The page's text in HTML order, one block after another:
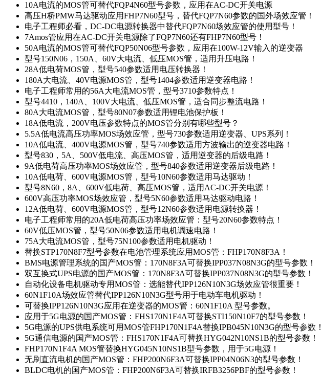
10A电流的MOS管可替代FQP4N60型号参数，应用在AC-DC开关电源
高压H桥PMW马达驱动应用FHP7N60型号，替代FQP7N60参数的国外场效应管！
电子工程师必看，DC-DC电源转换器中替代FQP7N60场效应管的使用型号！
7Amos管应用在AC-DC开关电源除了FQP7N60还有FHP7N60型号！
50A电流的MOS管可替代FQP50N06型号参数，应用在100W-12V输入的逆变器
型号150N06，150A、60V大电流、低压MOS管，适用升压电路！
28A低电荷MOS管，型号540参数适用电压转换器！
180A大电流、40V电源MOS管，型号1404参数适用逆变器电路！
电子工程师常用的56A大电流MOS管，型号3710参数特点！
型号4410，140A、100V大电流、低压MOS管，适合同步整流电路！
80A大电流MOS管，型号80N07参数适用锂电池保护板！
18A低电流，200V电压参数特点的MOS管分别有哪些型号？
5.5A低电流高压功率MOS场效应管，型号730参数适用逆变器、UPS系列！
10A低电流、400V电源MOS管，型号740参数适用方波输出的逆变器电路！
型号830，5A、500V低电流、高压MOS管，适用逆变器的后级电路！
9A低电荷高压功率MOS场效应管，型号840参数适用逆变器后级电路！
10A低电荷、600V电源MOS管，型号10N60参数适用马达驱动！
型号8N60，8A、600V低电荷、高压MOS管，适用AC-DC开关电源！
600V高压功率MOS场效应管，型号5N60参数适用马达驱动电路！
12A低电荷、600V电源MOS管，型号12N60参数适用电源转换器！
电子工程师常用的20A低电荷高压功率场效应管：型号20N60参数特点！
60V低压MOS管，型号50N06参数适用电机调速电路！
75A大电流MOS管，型号75N100参数适用电机驱动！
替换STP170N8F7型号参数在电池管理系统应用MOS管：FHP170N8F3A！
BMS电源管理系统的国产MOS管：170N8F3A可替换IPP037N08N3G的型号参数！
双互换式UPS电源的国产MOS管：170N8F3A可替换IPP037N08N3G的型号参数！
自动化设备电机驱动专用MOS管：选能替代IPP126N10N3G场效应管很重要！
60N1F10A场效应管替代IPP126N10N3G型号用于电动车电机驱动！
可替换IPP126N10N3G应用在逆变器的MOS管：60N1F10A 型号参数。
应用于5G电源的国产MOS管：FHS170N1F4A可替换STI150N10F7的型号参数！
5G电源的UPS供电系统可用MOS管FHP170N1F4A替换IPB045N10N3G的型号参数！
5G通信电源的国产MOS管：FHS170N1F4A可替换HYG042N10NS1B的型号参数！
FHP170N1F4A MOS管替换HYG045N10NS1B型号参数，用于5G电源！
无刷直流电机的国产MOS管：FHP200N6F3A可替换IPP04N06N3的型号参数！
BLDC电机的国产MOS管：FHP200N6F3A可替换IRFB3256PBF的型号参数！